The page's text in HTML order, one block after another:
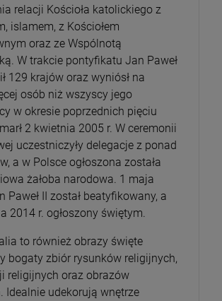
relacji Kościoła katolickiego z
islamem, z Kościołem
oraz ze Wspólnotą
W trakcie pontyfikatu Jan Paweł
129 krajów oraz wyniósł na
osób niż wszyscy jego
w okresie poprzednich pięciu
2 kwietnia 2005 r. W ceremonii
uczestniczyły delegacje z ponad
a w Polsce ogłoszona została
żałoba narodowa. 1 maja
Paweł II został beatyfikowany, a
2014 r. ogłoszony świętym.
to również obrazy święte
bogaty zbiór rysunków religijnych,
religijnych oraz obrazów
Idealnie udekorują wnętrze